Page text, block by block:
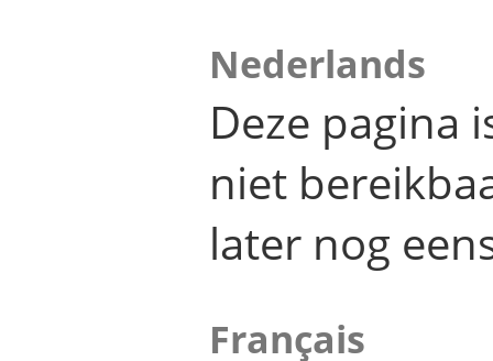
Nederlands
Deze pagina
niet
later nog
Français